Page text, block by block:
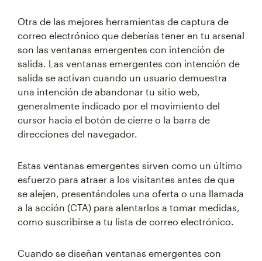
Otra de las mejores herramientas de captura de
correo electrónico que deberías tener en tu arsenal
son las ventanas emergentes con intención de
salida. Las ventanas emergentes con intención de
salida se activan cuando un usuario demuestra
una intención de abandonar tu sitio web,
generalmente indicado por el movimiento del
cursor hacia el botón de cierre o la barra de
direcciones del navegador.
Estas ventanas emergentes sirven como un último
esfuerzo para atraer a los visitantes antes de que
se alejen, presentándoles una oferta o una llamada
a la acción (CTA) para alentarlos a tomar medidas,
como suscribirse a tu lista de correo electrónico.
Cuando se diseñan ventanas emergentes con